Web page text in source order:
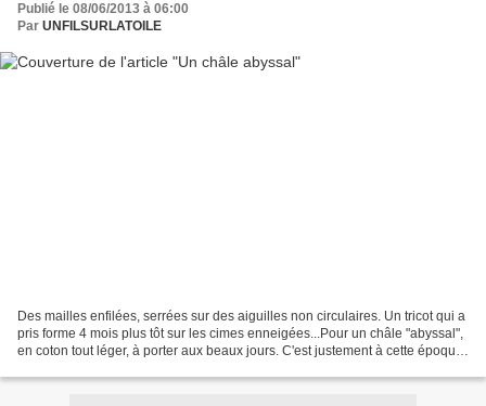
Publié le 08/06/2013 à 06:00
Par UNFILSURLATOILE
Des mailles enfilées, serrées sur des aiguilles non circulaires. Un tricot qui a
pris forme 4 mois plus tôt sur les cimes enneigées...Pour un châle "abyssal",
en coton tout léger, à porter aux beaux jours. C'est justement à cette époque